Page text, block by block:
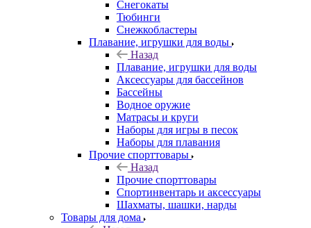
Снегокаты
Тюбинги
Снежкобластеры
Плавание, игрушки для воды
Назад
Плавание, игрушки для воды
Аксессуары для бассейнов
Бассейны
Водное оружие
Матрасы и круги
Наборы для игры в песок
Наборы для плавания
Прочие спорттовары
Назад
Прочие спорттовары
Спортинвентарь и аксессуары
Шахматы, шашки, нарды
Товары для дома